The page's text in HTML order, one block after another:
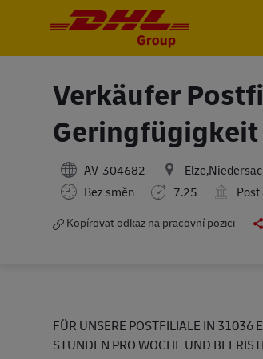
Verkäufer
AV-304682
Bez směn
7.25
Kopírovat odkaz na pracovní pozici
FÜR UNSERE POSTFILIALE IN 31036
STUNDEN PRO WOCHE UND